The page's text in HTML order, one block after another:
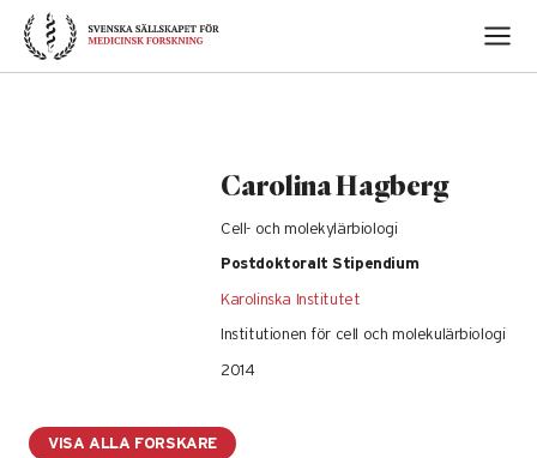
Skip
content
Carolina Hagberg
Cell- och molekylärbiologi
Postdoktoralt Stipendium
Karolinska Institutet
Institutionen för cell och molekulärbiologi
2014
VISA ALLA FORSKARE